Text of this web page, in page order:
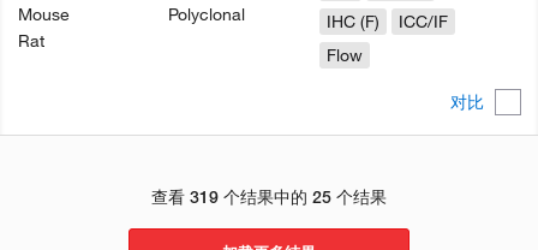
对比
Mouse
Rat
Polyclonal
IHC (F)
ICC/IF
Flow
查看 319 个结果中的 25 个结果